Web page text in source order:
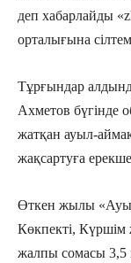
деп хабарлайды
орталығына
Тұрғындар
Ахметов бүгінде
жатқан ауыл-
жақсартуға
Өткен жылы «Ауыл
Көкпекті, Күршім
жалпы сомасы 3,5